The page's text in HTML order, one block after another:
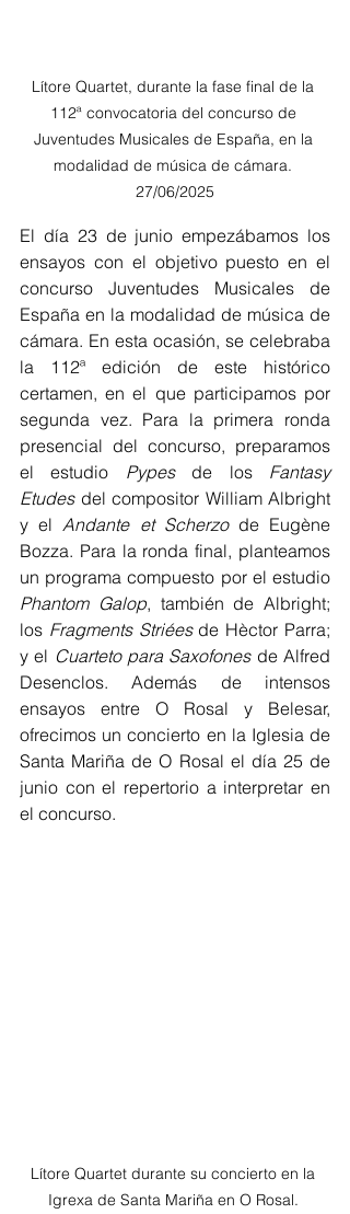
Lítore Quartet, durante la fase final de la
112ª convocatoria del concurso de
Juventudes Musicales de España, en la
modalidad de música de cámara.
27/06/2025
El día 23 de junio empezábamos los
ensayos con el objetivo puesto en el
concurso Juventudes Musicales de
España en la modalidad de música de
cámara. En esta ocasión, se celebraba
la 112ª edición de este histórico
certamen, en el que participamos por
segunda vez. Para la primera ronda
presencial del concurso, preparamos
el estudio Pypes de los Fantasy
Etudes del compositor William Albright
y el Andante et Scherzo de Eugène
Bozza. Para la ronda final, planteamos
Phantom Galop, también de Albright;
los Fragments Striées de Hèctor Parra;
y el Cuarteto para Saxofones de Alfred
Desenclos. Además de intensos
ensayos entre O Rosal y Belesar,
ofrecimos un concierto en la Iglesia de
Santa Mariña de O Rosal el día 25 de
junio con el repertorio a interpretar en
el concurso.
Lítore Quartet durante su concierto en la
Igrexa de Santa Mariña en O Rosal.